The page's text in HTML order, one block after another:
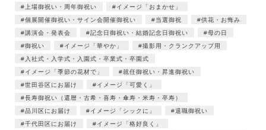
上場御祝い・周年御祝い
イメージ「おまかせ」
個展開催御祝い・サイン会開催御祝い
当選御祝
供花・お悔み
講演会・発表会
記念日御祝い・結婚記念日御祝い
母の日
御祝い
イメージ「華やか」
撮影用・クランクアップ用
入社式・入学式・入園式・卒業式・卒園式
イメージ「季節の花材で」
就任御祝い・昇進御祝い
世田谷区にお届け
イメージ「可愛く」
長寿御祝い（還暦・古希・喜寿・傘寿・米寿・卒寿）
品川区にお届け
イメージ「シックに」
退職御祝い
千代田区にお届け
イメージ「格好良く」